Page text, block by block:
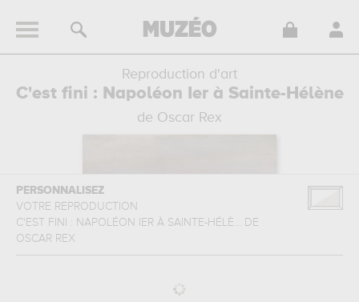
Reproduction d'art
C'est fini : Napoléon Ier à Sainte-Hélène
de Oscar Rex
PERSONNALISEZ
VOTRE REPRODUCTION
C'EST FINI : NAPOLÉON IER À SAINTE-HÉLÈ... DE
OSCAR REX